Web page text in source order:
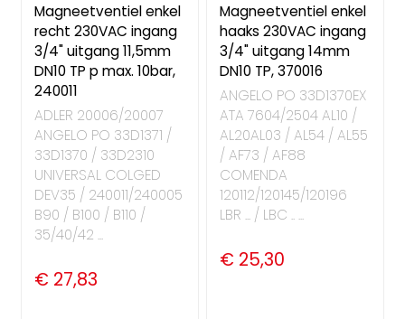
Magneetventiel enkel
recht 230VAC ingang
3/4" uitgang 11,5mm
DN10 TP p max. 10bar,
240011
ADLER 20006/20007
ANGELO PO 33D1371 /
33D1370 / 33D2310
UNIVERSAL COLGED
DEV35 / 240011/240005
B90 / B100 / B110 /
35/40/42 ...
€ 27,83
Magneetventiel enkel
haaks 230VAC ingang
3/4" uitgang 14mm
DN10 TP, 370016
ANGELO PO 33D1370EX
ATA 7604/2504 AL10 /
AL20AL03 / AL54 / AL55
/ AF73 / AF88
COMENDA
120112/120145/120196
LBR ... / LBC .. ...
€ 25,30